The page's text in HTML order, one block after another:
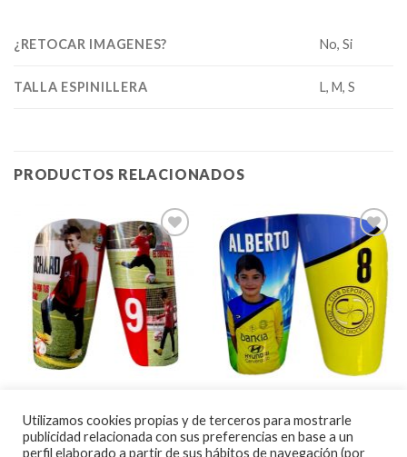
¿RETOCAR IMAGENES? No, Si
TALLA ESPINILLERA L, M, S
PRODUCTOS RELACIONADOS
Añadir
a la
lista de
deseos
Espinillera con
Personalización Total
39.99 €
Añadir
a la
lista de
deseos
Espinillera con
Personalización Rápida
36.99€
Utilizamos cookies propias y de terceros para mostrarle
publicidad relacionada con sus preferencias en base a un
perfil elaborado a partir de sus hábitos de navegación (por